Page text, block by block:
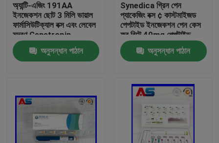
আমাদের সম্পর্কে
অ্যান্টি-এজিং 191AA
ইনজেকশন ছোট 3 মিলি ভায়াল
ফার্মাসিউটিক্যাল বক্স এবং লেবেল
মুদ্রণ Genetropin
অনুসন্ধান পাঠান
Synedica গ্রিন পেন
প্যাকেজিং বক্স ¢ কাস্টমাইজড
পেপটাইড ইনজেকশন পেন কেস
ফর রিটে 40mg পেপটাইড
ইনজেকশন পেন, Synedica
ইনজেকশন পেনঅনুসন্ধান পাঠান